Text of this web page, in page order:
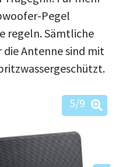
Pegel
regeln. Sämtliche
die Antenne sind mit
5/9